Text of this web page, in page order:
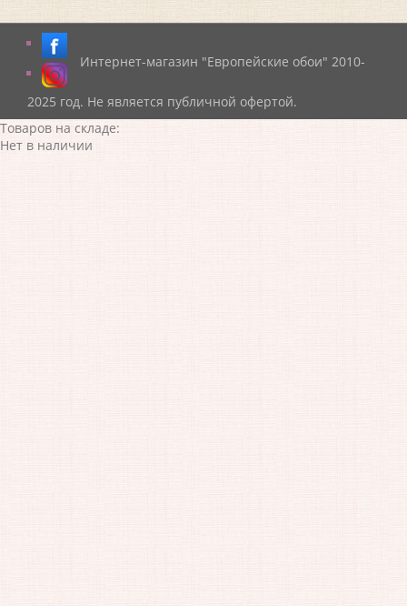
Интернет-магазин "Европейские обои" 2010-
2025 год. Не является публичной офертой.
Товаров на складе:
Нет в наличии